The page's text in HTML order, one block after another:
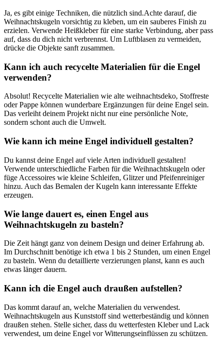
Ja,⁤ es gibt einige Techniken, die nützlich sind.Achte darauf, ​die
Weihnachtskugeln vorsichtig zu kleben, um ein sauberes Finish zu
erzielen. Verwende Heißkleber für eine starke ⁢Verbindung, aber pass
auf, dass‌ du dich⁤ nicht ⁤verbrennst. Um Luftblasen zu vermeiden,
drücke die Objekte ⁤sanft zusammen.
Kann ​ich auch recycelte Materialien für die Engel
verwenden?
Absolut! Recycelte Materialien wie alte weihnachtsdeko, Stoffreste
oder Pappe können wunderbare Ergänzungen für deine Engel sein.
Das verleiht deinem Projekt nicht⁤ nur eine persönliche Note,⁢
sondern schont auch die Umwelt.
Wie kann ich meine Engel individuell gestalten?
Du kannst deine Engel auf viele Arten individuell‍ gestalten!
‍Verwende unterschiedliche Farben für die Weihnachtskugeln oder
füge Accessoires wie kleine Schleifen, Glitzer⁣ und Pfeifenreiniger
hinzu.​ Auch das Bemalen der Kugeln⁤ kann interessante⁣ Effekte
erzeugen.
Wie lange dauert es, einen ⁣Engel aus
Weihnachtskugeln zu‍ basteln?
Die Zeit hängt ganz von deinem Design ⁣und deiner Erfahrung ab.
Im Durchschnitt benötige ich etwa 1 bis ‍2 ⁤Stunden, um einen Engel
zu ‌basteln. Wenn du ⁢detaillierte verzierungen planst, kann es auch
etwas ​länger dauern.
Kann ich die Engel auch draußen aufstellen?
Das kommt darauf an, welche ‌Materialien du verwendest.
Weihnachtskugeln aus Kunststoff sind wetterbeständig und können
draußen stehen. Stelle sicher, dass du wetterfesten Kleber und Lack
verwendest,⁢ um deine Engel vor ‌Witterungseinflüssen zu schützen.